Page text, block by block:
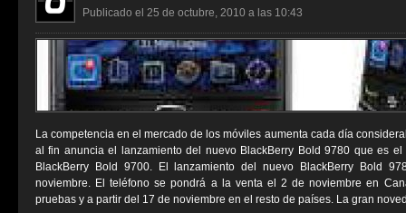
Publicado el 25 de octubre, 2010 a las 10:43
La competencia en el mercado de los móviles aumenta cada día
al fin anuncia el lanzamiento del nuevo BlackBerry Bold 9780 que es
BlackBerry Bold 9700. El lanzamiento del nuevo BlackBerry Bold
noviembre. El teléfono se pondrá a la venta el 2 de noviembre en
pruebas y a partir del 17 de noviembre en el resto de países. La gran